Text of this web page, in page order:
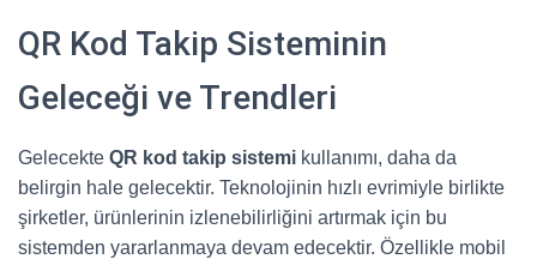
QR Kod Takip Sisteminin
Geleceği ve Trendleri
Gelecekte QR kod takip sistemi kullanımı, daha da
belirgin hale gelecektir. Teknolojinin hızlı evrimiyle birlikte
şirketler, ürünlerinin izlenebilirliğini artırmak için bu
sistemden yararlanmaya devam edecektir. Özellikle mobil